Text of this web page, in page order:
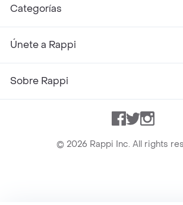
Categorías
Únete a Rappi
Sobre Rappi
Facebook
Twitter
© 2026 Rappi Inc. All rights